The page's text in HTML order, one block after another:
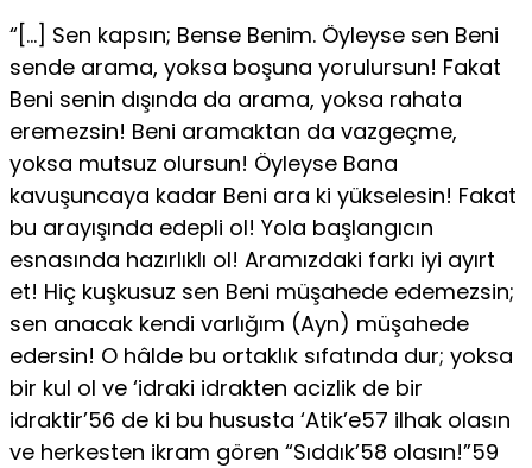
“[…] Sen kapsın; Bense Benim. Öyleyse sen Beni
sende arama, yoksa boşuna yorulursun! Fakat
Beni senin dışında da arama, yoksa rahata
eremezsin! Beni aramaktan da vazgeçme,
yoksa mutsuz olursun! Öyleyse Bana
kavuşuncaya kadar Beni ara ki yükselesin! Fakat
bu arayışında edepli ol! Yola başlangıcın
esnasında hazırlıklı ol! Aramızdaki farkı iyi ayırt
et! Hiç kuşkusuz sen Beni müşahede edemezsin;
sen anacak kendi varlığım (Ayn) müşahede
edersin! O hâlde bu ortaklık sıfatında dur; yoksa
bir kul ol ve ‘idraki idrakten acizlik de bir
idraktir’56 de ki bu hususta ‘Atik’e57 ilhak olasın
ve herkesten ikram gören “Sıddık’58 olasın!”59